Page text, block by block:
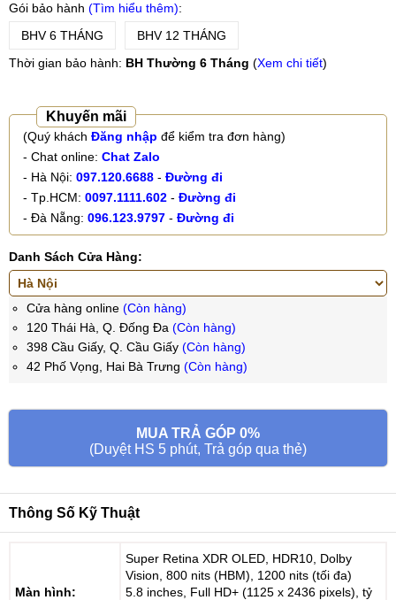
Gói bảo hành
Tìm hiểu thêm
BHV 6 THÁNG
BHV 12 THÁNG
Thời gian bảo hành: BH Thường 6 Tháng (Xem chi tiết)
Khuyến mãi
(Quý khách Đăng nhập để kiểm tra đơn hàng)
- Chat online: Chat Zalo
- Hà Nội: 097.120.6688 - Đường đi
- Tp.HCM: 0097.1111.602 - Đường đi
- Đà Nẵng: 096.123.9797 - Đường đi
Danh Sách Cửa Hàng:
Cửa hàng online (Còn hàng)
120 Thái Hà, Q. Đống Đa (Còn hàng)
398 Cầu Giấy, Q. Cầu Giấy (Còn hàng)
42 Phố Vọng, Hai Bà Trưng (Còn hàng)
MUA TRẢ GÓP 0%
(Duyệt HS 5 phút, Trả góp qua thẻ)
Thông Số Kỹ Thuật
Màn hình:
Super Retina XDR OLED, HDR10, Dolby
Vision, 800 nits (HBM), 1200 nits (tối đa)
5.8 inches, Full HD+ (1125 x 2436 pixels), tỷ